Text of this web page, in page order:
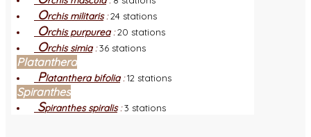
Orchis militaris:24 stations
Orchis purpurea:20 stations
Orchis simia:36 stations
Platanthera
Platanthera bifolia:12 stations
Spiranthes
Spiranthes spiralis:3 stations